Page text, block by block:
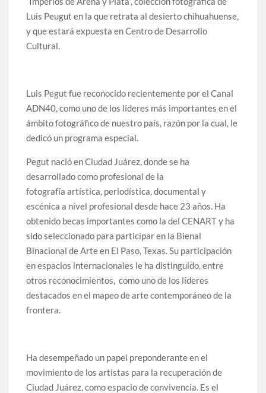
celebrarse en Delicias
Amplía Biblioteca Central “Carlos Montemayor”
actividades gratuitas para este mes de julio
Luis Peugut en la que retrata al desierto chihuahuense,
y que estará expuesta en Centro de Desarrollo
Cultural.
Luis Pegut fue reconocido recientemente por el Canal
ADN40, como uno de los líderes más importantes en el
ámbito fotográfico de nuestro país, razón por la cual, le
dedicó un programa especial.
Pegut nació en Ciudad Juárez, donde se ha
desarrollado como profesional de la
fotografíaartística, periodística, documental y
escénica a nivel profesional desde hace 23 años. Ha
obtenido becas importantes como la del CENART y ha
sido seleccionado para participar en la Bienal
Binacional de Arte en El Paso, Texas. Su participación
en espacios internacionales le ha distinguido, entre
otros reconocimientos, como uno de los líderes
destacados en el mapeo de arte contemporáneo de la
frontera.
Ha desempeñado un papel preponderante en el
movimiento de los artistas para la recuperación de
Ciudad Juárez, como espacio de convivencia. Es el